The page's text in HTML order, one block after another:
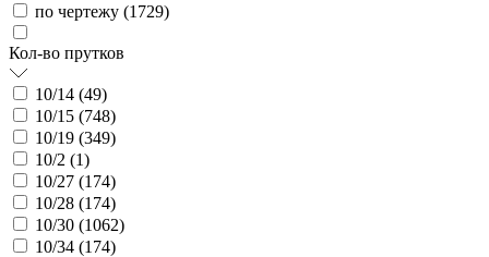
по чертежу (1729)
Кол-во прутков
10/14 (49)
10/15 (748)
10/19 (349)
10/2 (1)
10/27 (174)
10/28 (174)
10/30 (1062)
10/34 (174)